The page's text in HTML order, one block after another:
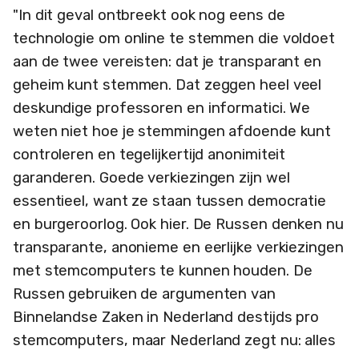
"In dit geval ontbreekt ook nog eens de
technologie om online te stemmen die voldoet
aan de twee vereisten: dat je transparant en
geheim kunt stemmen. Dat zeggen heel veel
deskundige professoren en informatici. We
weten niet hoe je stemmingen afdoende kunt
controleren en tegelijkertijd anonimiteit
garanderen. Goede verkiezingen zijn wel
essentieel, want ze staan tussen democratie
en burgeroorlog. Ook hier. De Russen denken nu
transparante, anonieme en eerlijke verkiezingen
met stemcomputers te kunnen houden. De
Russen gebruiken de argumenten van
Binnelandse Zaken in Nederland destijds pro
stemcomputers, maar Nederland zegt nu: alles